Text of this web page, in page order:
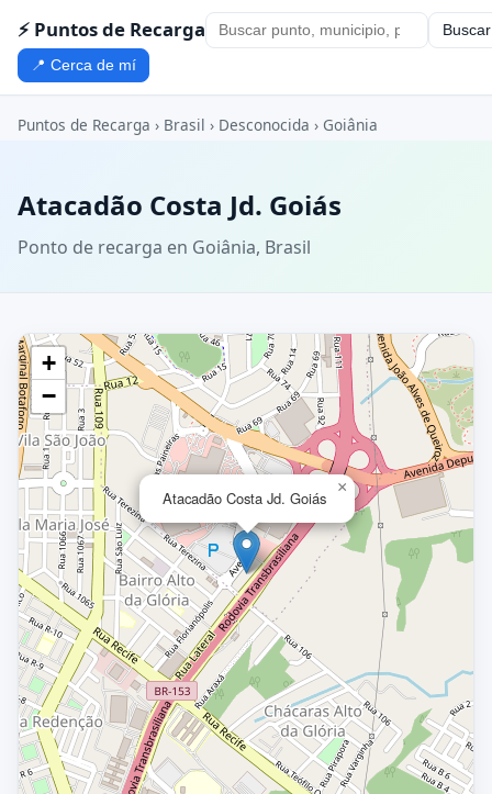
⚡ Puntos de Recarga Buscar
📍 Cerca de mí
Puntos de Recarga › Brasil › Desconocida › Goiânia
Atacadão Costa Jd. Goiás
Ponto de recarga en Goiânia, Brasil
Atacadão Costa Jd. Goiás
×
+
−